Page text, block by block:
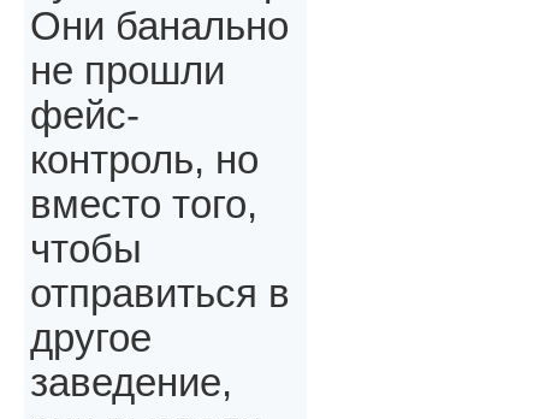
Они банально
не прошли
фейс-
контроль, но
вместо того,
чтобы
отправиться в
другое
заведение,